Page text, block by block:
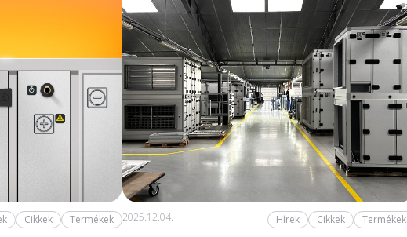
Cikkek Termékek 2025.12.04. Hírek Cikkek Termékek